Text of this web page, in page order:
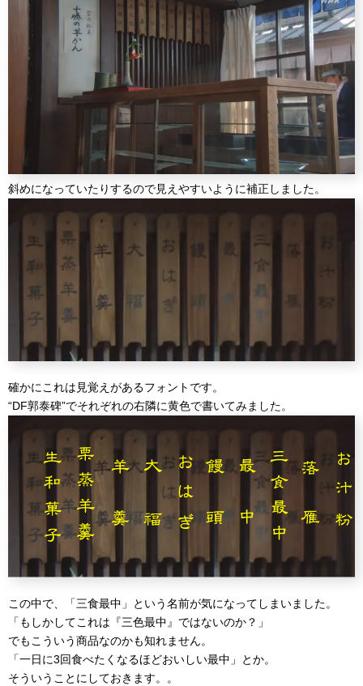
斜めになっていたりするので見えやすいように補正しました。
確かにこれは見覚えがあるフォントです。
“DF郭泰碑”でそれぞれの右隣に黄色で書いてみました。
この中で、「三食最中」という名前が気になってしまいました。
「もしかしてこれは『三色最中』ではないのか？」
でもこういう商品なのかも知れません。
「一日に3回食べたくなるほどおいしい最中」とか。
そういうことにしておきます。。